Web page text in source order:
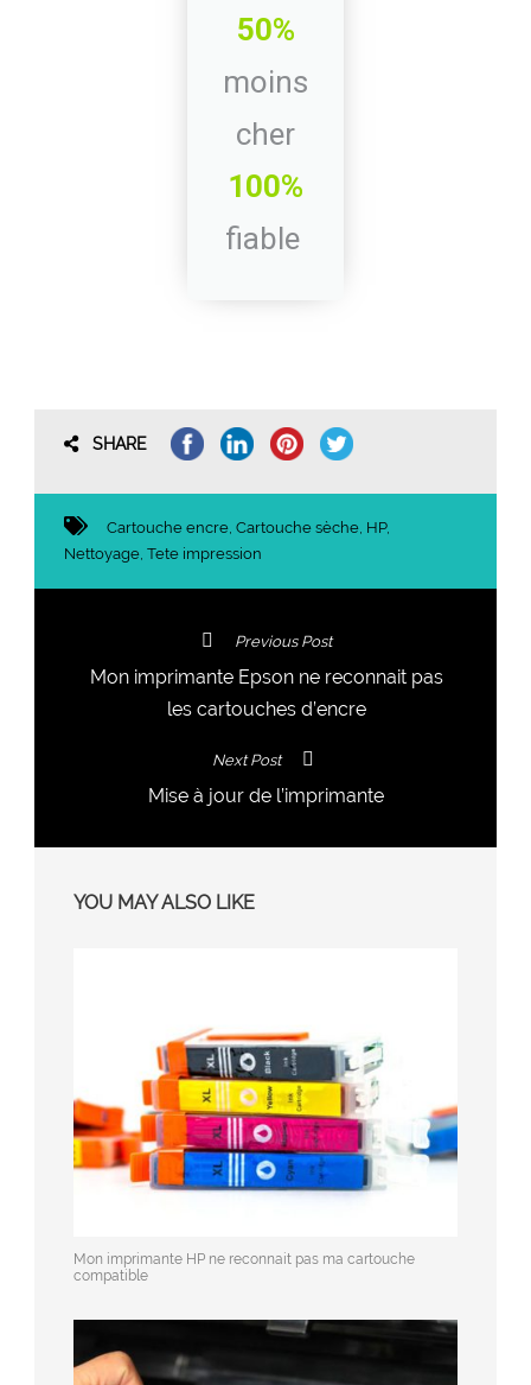
50%
moins
cher
100%
fiable
SHARE
Cartouche encre Cartouche sèche HP,
Nettoyage Tete impression
Previous Post
Mon imprimante Epson ne reconnait pas
les cartouches d’encre
Next Post
Mise à jour de l’imprimante
YOU MAY ALSO LIKE
Mon imprimante HP ne reconnait pas ma cartouche
compatible